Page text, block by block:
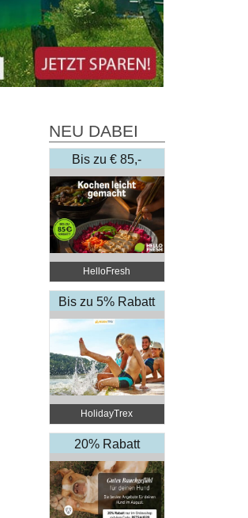
NEU DABEI
Bis zu € 85,-
Rabatt
HelloFresh
Bis zu 5% Rabatt
HolidayTrex
20% Rabatt